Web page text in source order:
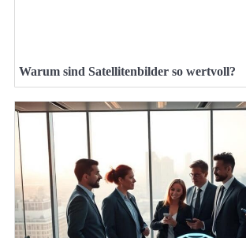
Warum sind Satellitenbilder so wertvoll?